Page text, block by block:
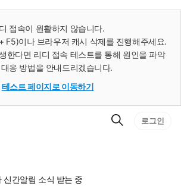
접속이 원활하지 않습니다.
F5)이나 브라우저 캐시 삭제를 진행해주세요.
한다면 리디 접속 테스트를 통해 원인을 파악
응 방법을 안내드리겠습니다.
테스트 페이지로 이동하기
검
로그인
신간알림 소식 받는 중